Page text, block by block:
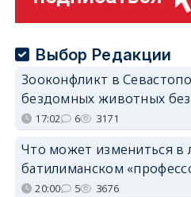
Выбор Редакции
Зооконфликт в
бездомных животных
17:02 6 3171
Что может измениться в
батилиманском
20:00 5 3676